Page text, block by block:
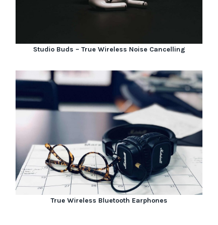
Studio Buds – True Wireless Noise Cancelling
True Wireless Bluetooth Earphones